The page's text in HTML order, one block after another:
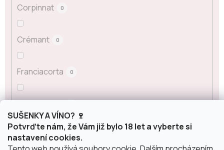
SUŠENKY A VÍNO? 🍷
Potvrďte nám, že Vám již bylo 18 let a vyberte si
nastavení cookies.
Corpinnat 0
Crémant 0
Franciacorta 0
Champagne
Prosecco 0